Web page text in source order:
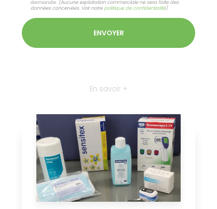
demande. (Aucune exploitation commerciale ne sera faite des
données concervées. Voir notre politique de confidentialité)
En savoir +